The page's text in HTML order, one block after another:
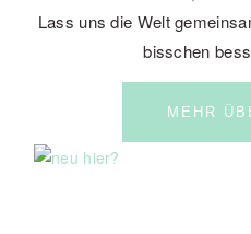
Lass uns die Welt
bisschen
MEHR